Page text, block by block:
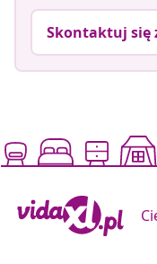
Skontaktuj się